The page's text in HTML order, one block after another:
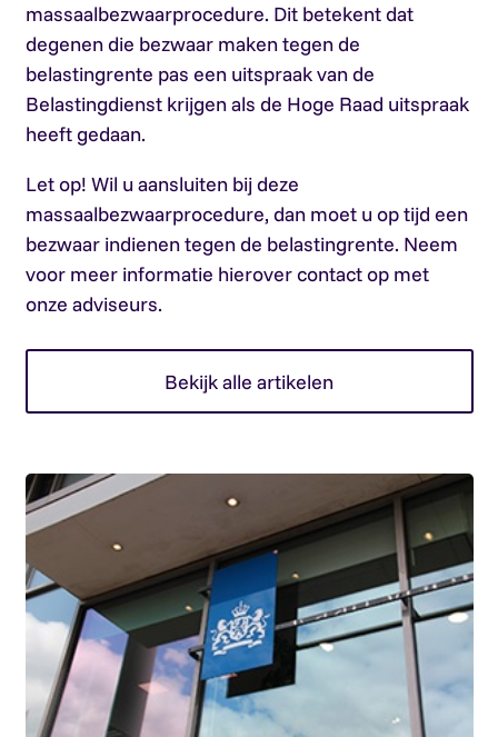
massaalbezwaarprocedure. Dit betekent dat
degenen die bezwaar maken tegen de
belastingrente pas een uitspraak van de
Belastingdienst krijgen als de Hoge Raad uitspraak
heeft gedaan.
Let op! Wil u aansluiten bij deze
massaalbezwaarprocedure, dan moet u op tijd een
bezwaar indienen tegen de belastingrente. Neem
voor meer informatie hierover contact op met
onze adviseurs.
Bekijk alle artikelen